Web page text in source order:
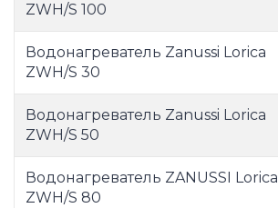
ZWH/S 100
Водонагреватель Zanussi Lorica
ZWH/S 30
Водонагреватель Zanussi Lorica
ZWH/S 50
Водонагреватель ZANUSSI Lorica
ZWH/S 80